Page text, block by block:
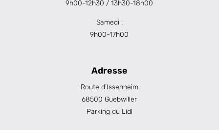
9h00-12h30 / 13h30-18h00
Samedi :
9h00-17h00
Adresse
Route d’Issenheim
68500 Guebwiller
Parking du Lidl